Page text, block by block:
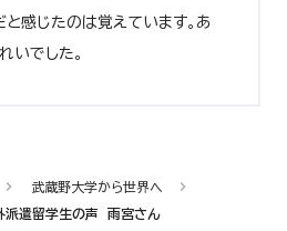
感じたのは覚えています。あ
いでした。
武蔵野大学から世界へ
派遣留学生の声 雨宮さん